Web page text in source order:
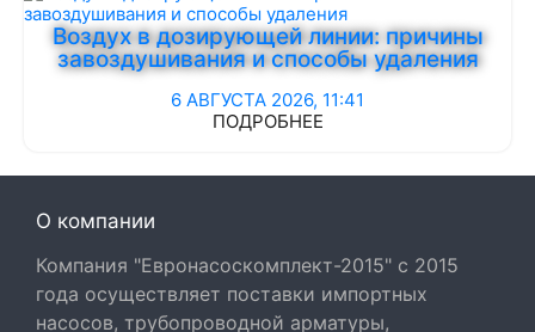
Воздух в дозирующей линии: причины
завоздушивания и способы удаления
6 АВГУСТА 2026, 11:41
ПОДРОБНЕЕ
О компании
Компания "Евронасоскомплект-2015" с 2015
года осуществляет поставки импортных
насосов, трубопроводной арматуры,